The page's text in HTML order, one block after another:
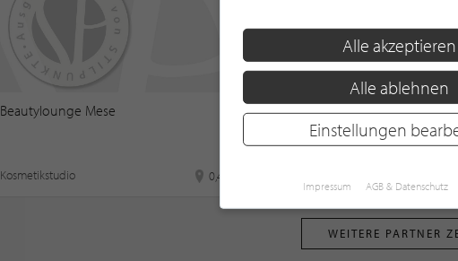
Beautylounge Mese
Kosmetikstudio 0,4 km
Kosmetik-Institut Becker
WEITERE PARTNER
Alle akzeptieren
Alle ablehnen
Einstellungen
Impressum AGB & Datenschutz